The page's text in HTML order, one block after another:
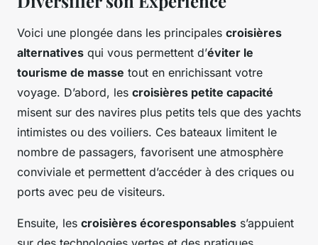
Voici une plongée dans les principales croisières
alternatives qui vous permettent d’éviter le
tourisme de masse tout en enrichissant votre
voyage. D’abord, les croisières petite capacité
misent sur des navires plus petits tels que des yachts
intimistes ou des voiliers. Ces bateaux limitent le
nombre de passagers, favorisent une atmosphère
conviviale et permettent d’accéder à des criques ou
ports avec peu de visiteurs.
Ensuite, les croisières écoresponsables s’appuient